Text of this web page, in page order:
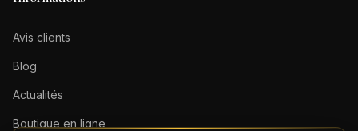
Avis clients
Blog
Actualités
Boutique en ligne